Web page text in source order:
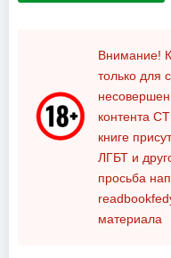
Внимание!
только для
контента
книге
ЛГБТ и
просьба
материала